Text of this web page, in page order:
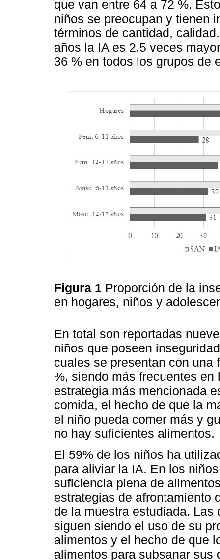
que van entre 64 a 72 %.
niños se preocupan y tienen
términos de cantidad,
años la IA es 2,5 veces
36 % en todos los grupos de
Figura 1 Proporción de la
en hogares, niños y
En total son reportadas
niños que poseen
cuales se presentan con una
%, siendo más frecuentes
estrategia más mencionada
comida, el hecho de que la
el niño pueda comer más y
no hay suficientes alimentos.
El 59% de los niños ha
para aliviar la IA. En los
suficiencia plena de
estrategias de afrontamiento
de la muestra estudiada. Las
siguen siendo el uso de su
alimentos y el hecho de que
alimentos para subsanar sus